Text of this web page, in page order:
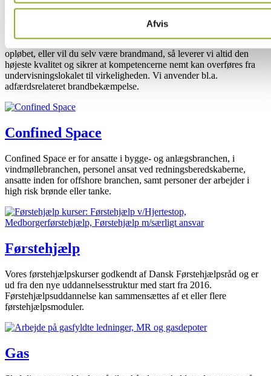
Afvis
Skal dine ansatte i virksomheden klædes på til at tage en brand i
opløbet, eller vil du selv være brandmand, så leverer vi altid den
højeste kvalitet og sikrer at kompetencerne nemt kan overføres fra
undervisningslokalet til virkeligheden. Vi anvender bl.a.
adfærdsrelateret brandbekæmpelse.
Confined Space
Confined Space er for ansatte i bygge- og anlægsbranchen, i
vindmøllebranchen, personel ansat ved redningsberedskaberne,
ansatte inden for offshore branchen, samt personer der arbejder i
high risk brønde eller tanke.
Førstehjælp
Vores førstehjælpskurser godkendt af Dansk Førstehjælpsråd og er
ud fra den nye uddannelsesstruktur med start fra 2016.
Førstehjælpsuddannelse kan sammensættes af et eller flere
førstehjælpsmoduler.
Gas